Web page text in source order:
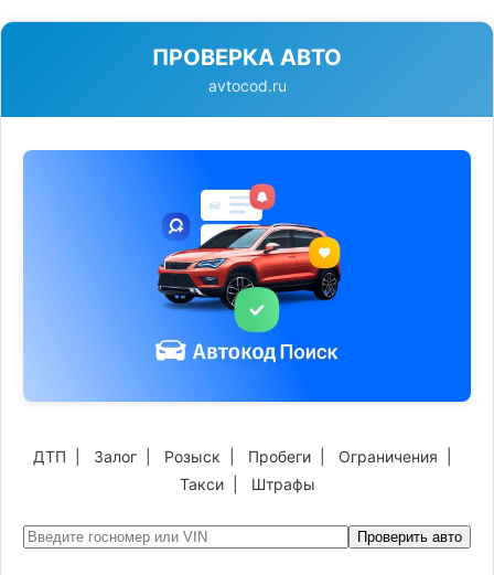
ПРОВЕРКА АВТО
avtocod.ru
ДТП Залог Розыск Пробеги Ограничения
Такси| Штрафы
Проверить авто